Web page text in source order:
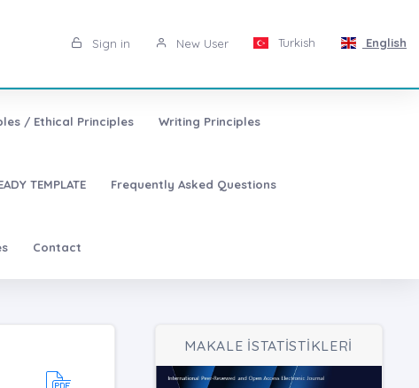
Sign in New User Turkish English
/ Ethical Principles Writing Principles
TEMPLATE Frequently Asked Questions
Contact
MAKALE İSTATİSTİKLERİ